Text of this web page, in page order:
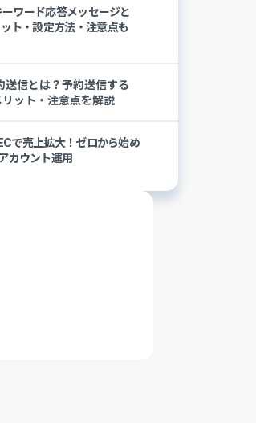
ワード応答メッセージと
ト・設定方法・注意点も
送信とは？予約送信する
ット・注意点を解説
で売上拡大！ゼロから始め
カウント運用